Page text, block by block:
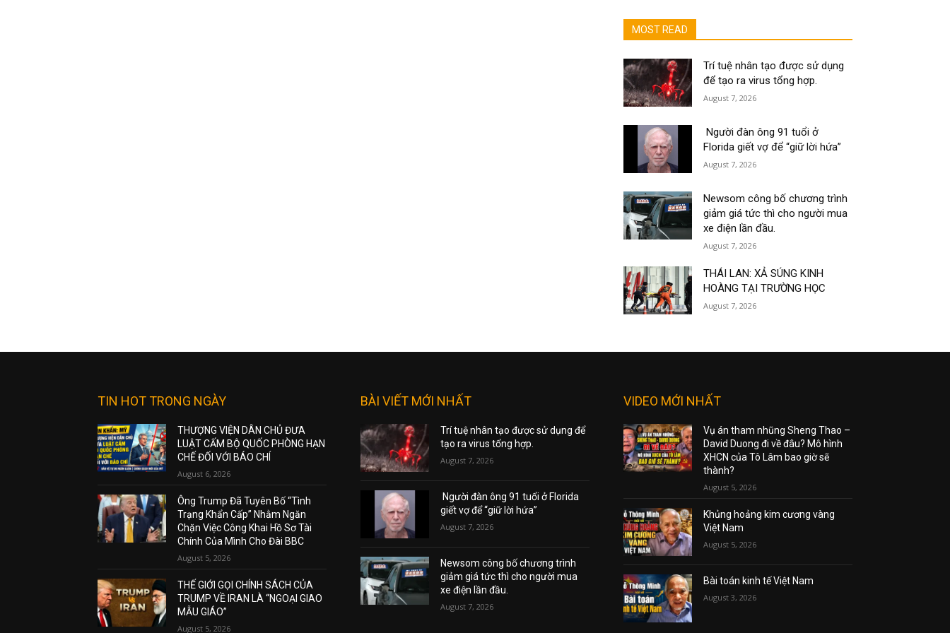
MOST READ
Trí tuệ nhân tạo được sử dụng
để tạo ra virus tổng hợp.
August 7, 2026
Người đàn ông 91 tuổi ở
Florida giết vợ để “giữ lời hứa”
August 7, 2026
Newsom công bố chương trình
giảm giá tức thì cho người mua
xe điện lần đầu.
August 7, 2026
THÁI LAN: XẢ SÚNG KINH
HOÀNG TẠI TRƯỜNG HỌC
August 7, 2026
TIN HOT TRONG NGÀY
THƯỢNG VIỆN DÂN CHỦ ĐƯA
LUẬT CẤM BỘ QUỐC PHÒNG HẠN
CHẾ ĐỐI VỚI BÁO CHÍ
August 6, 2026
Ông Trump Đã Tuyên Bố “Tình
Trạng Khẩn Cấp” Nhằm Ngăn
Chặn Việc Công Khai Hồ Sơ Tài
Chính Của Mình Cho Đài BBC
August 5, 2026
THẾ GIỚI GỌI CHÍNH SÁCH CỦA
TRUMP VỀ IRAN LÀ “NGOẠI GIAO
MẪU GIÁO”
August 5, 2026
BÀI VIẾT MỚI NHẤT
Trí tuệ nhân tạo được sử dụng để
tạo ra virus tổng hợp.
August 7, 2026
Người đàn ông 91 tuổi ở Florida
giết vợ để “giữ lời hứa”
August 7, 2026
Newsom công bố chương trình
giảm giá tức thì cho người mua
xe điện lần đầu.
August 7, 2026
VIDEO MỚI NHẤT
Vụ án tham nhũng Sheng Thao –
David Duong đi về đâu? Mô hình
XHCN của Tô Lâm bao giờ sẽ
thành?
August 5, 2026
Khủng hoảng kim cương vàng
Việt Nam
August 5, 2026
Bài toán kinh tế Việt Nam
August 3, 2026